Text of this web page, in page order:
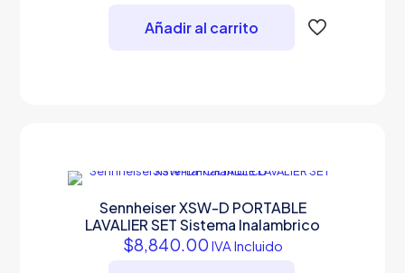
Añadir al carrito
Sennheiser XSW-D PORTABLE
LAVALIER SET Sistema Inalambrico
$8,840.00 IVA Incluido